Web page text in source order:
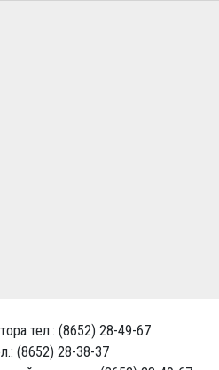
тел.: (8652) 28-49-67
(8652) 28-38-37